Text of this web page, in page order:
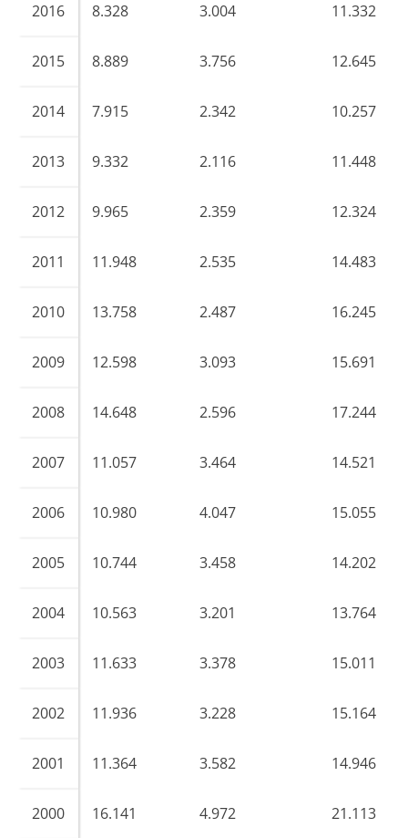
2016 8.328 3.004 11.332
2015 8.889 3.756 12.645
2014 7.915 2.342 10.257
2013 9.332 2.116 11.448
2012 9.965 2.359 12.324
2011 11.948 2.535 14.483
2010 13.758 2.487 16.245
2009 12.598 3.093 15.691
2008 14.648 2.596 17.244
2007 11.057 3.464 14.521
2006 10.980 4.047 15.055
2005 10.744 3.458 14.202
2004 10.563 3.201 13.764
2003 11.633 3.378 15.011
2002 11.936 3.228 15.164
2001 11.364 3.582 14.946
2000 16.141 4.972 21.113